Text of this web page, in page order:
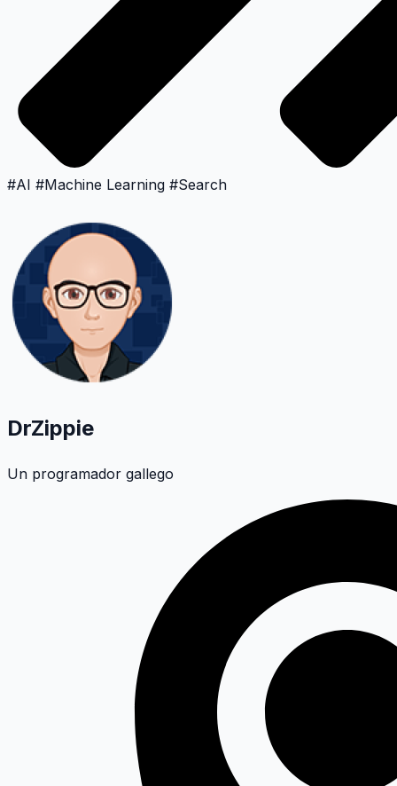
DrZippie
Un programador gallego
#AI #Machine Learning #Search